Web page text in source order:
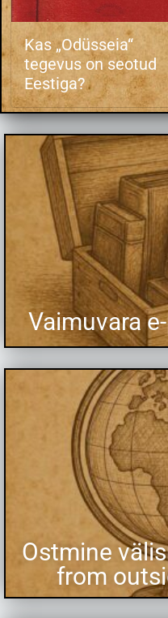
Kas „Odüsseia“
tegevus on seotud
Eestiga?
Vaimuvara
Ostmine
from